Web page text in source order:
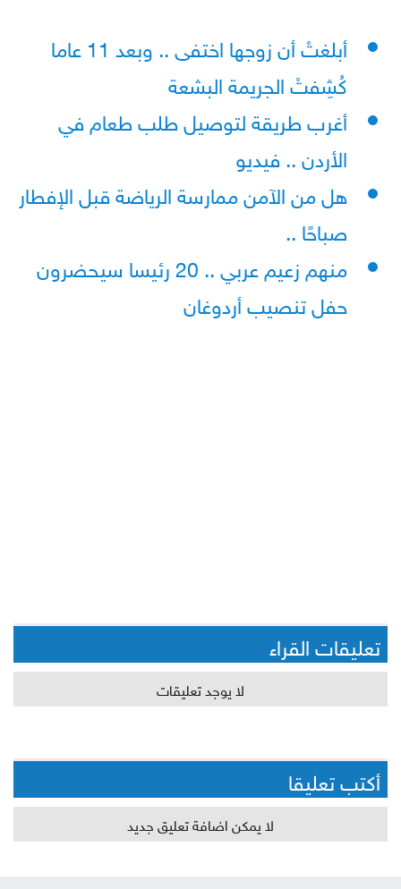
أبلغتْ أن زوجها اختفى .. وبعد 11 عاما
كُشِفتْ الجريمة البشعة
أغرب طريقة لتوصيل طلب طعام في
الأردن .. فيديو
هل من الآمن ممارسة الرياضة قبل الإفطار
صباحًا ..
منهم زعيم عربي .. 20 رئيسا سيحضرون
حفل تنصيب أردوغان
تعليقات القراء
لا يوجد تعليقات
أكتب تعليقا
لا يمكن اضافة تعليق جديد